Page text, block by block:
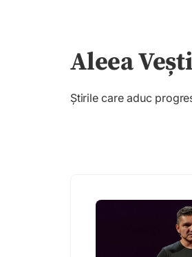
Aleea
Știrile care aduc